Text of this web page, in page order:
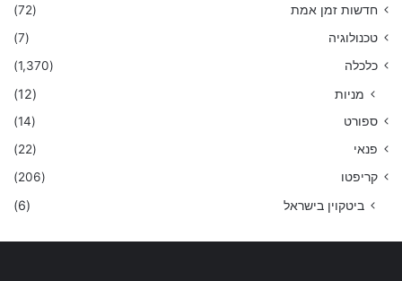
חדשות זמן אמת
(72)
טכנולוגיה
(7)
כלכלה
(1,370)
מניות (12)
ספורט
(14)
פנאי
(22)
קריפטו
(206)
ביטקוין בישראל (6)